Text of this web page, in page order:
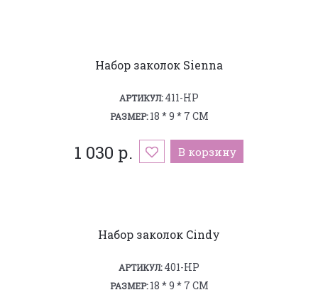
Набор заколок Sienna
АРТИКУЛ:411-HP
РАЗМЕР:18 * 9 * 7 СМ
1 030 р. В корзину
Набор заколок Cindy
АРТИКУЛ:401-HP
РАЗМЕР:18 * 9 * 7 СМ